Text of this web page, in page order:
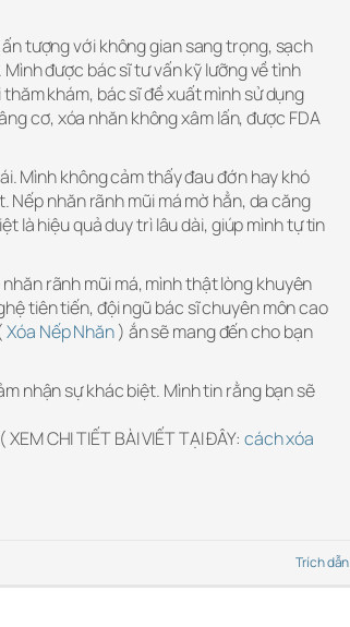
tượng với không gian sang trọng, sạch
được bác sĩ tư vấn kỹ lưỡng về tình
khám, bác sĩ đề xuất mình sử dụng
cơ, xóa nhăn không xâm lấn, được FDA
Mình không cảm thấy đau đớn hay khó
Nếp nhăn rãnh mũi má mờ hẳn, da căng
là hiệu quả duy trì lâu dài, giúp mình tự tin
rãnh mũi má, mình thật lòng khuyên
tiên tiến, đội ngũ bác sĩ chuyên môn cao
Xóa Nếp Nhăn) ắn sẽ mang đến cho bạn
nhận sự khác biệt. Mình tin rằng bạn sẽ
CHI TIẾT BÀI VIẾT TẠI ĐÂY: cách xóa
Trích dẫn